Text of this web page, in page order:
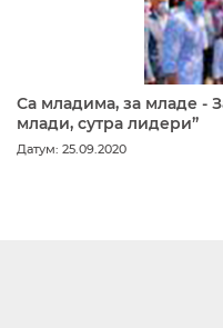
Са младима, за младе -
млади, сутра лидери”
Датум: 25.09.2020